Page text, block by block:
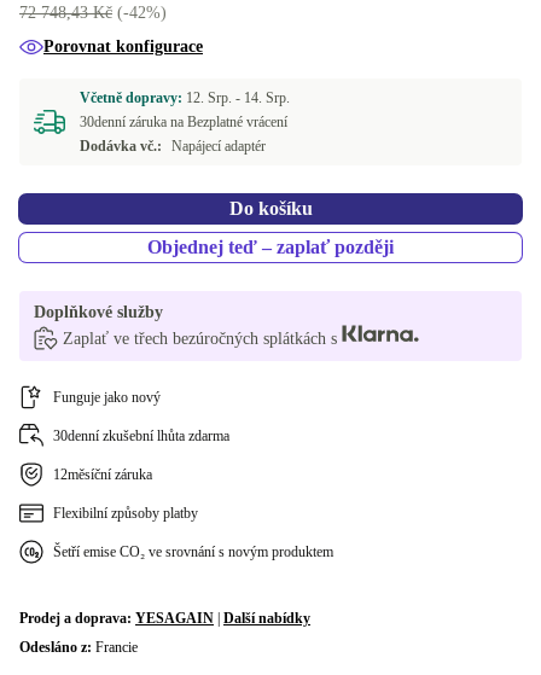
FI (QWERTY)
IT (QWERTY)
PT (QWERTY) +33 280 Kč
SK (QWERTZ)
BE (AZERTY)
CZ (QWERTZ)
UK (QWERTY)
72 748,43 Kč (-42%)
Porovnat konfigurace
Včetně dopravy: 12. Srp. - 14. Srp.
30denní záruka na Bezplatné vrácení
Dodávka vč.:
Napájecí adaptér
Do košíku
Objednej teď – zaplať později
Doplňkové služby
Zaplať ve třech bezúročných splátkách s
Funguje jako nový
30denní zkušební lhůta zdarma
12měsíční záruka
Flexibilní způsoby platby
Šetří emise CO₂ ve srovnání s novým produktem
Prodej a doprava: YESAGAIN Další nabídky
Odesláno z: Francie